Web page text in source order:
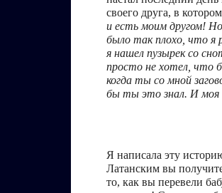
своего друга, в
и есть моим другом!
было так плохо, что я
я нашел пузырек со
просто не хотел, что
когда ты со мной
бы ты это знал. И моя
Я написала эту
Латанским вы
то, как вы перевели